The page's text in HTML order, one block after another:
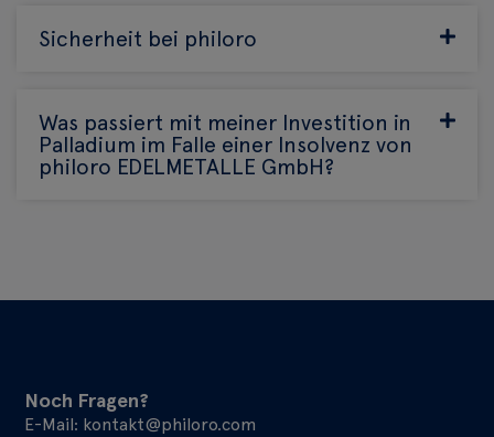
Sicherheit bei philoro
Was passiert mit meiner Investition in
Palladium im Falle einer Insolvenz von
philoro EDELMETALLE GmbH?
Noch Fragen?
E-Mail: kontakt@philoro.com